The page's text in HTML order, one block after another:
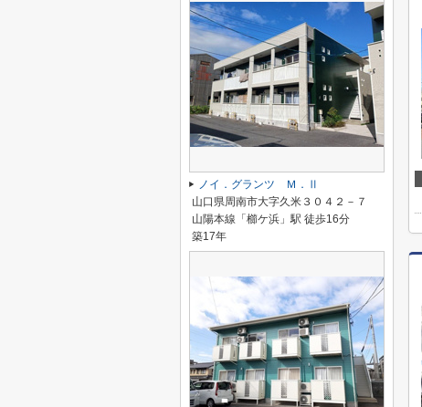
ノイ．グランツ Ｍ．Ⅱ
山口県周南市大字久米３０４２－７
山陽本線「櫛ケ浜」駅 徒歩16分
築17年